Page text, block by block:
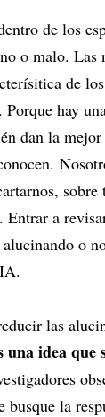
de los
o malo. Las
de
hay
dan la
sobre
Entrar a
o
las
idea que
busque la